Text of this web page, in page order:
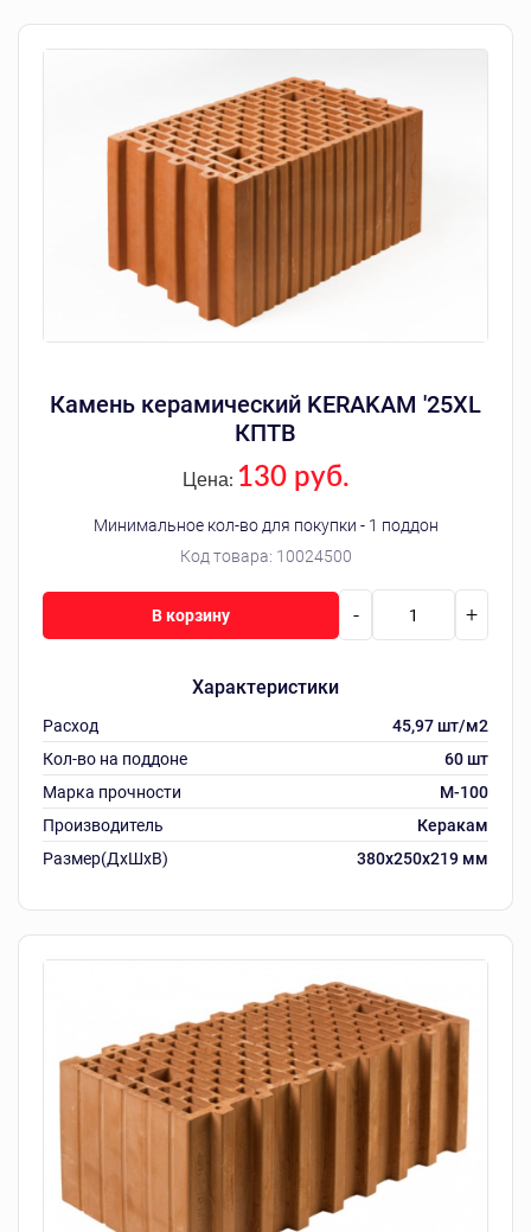
Камень керамический KERAKAM '25XL
КПТВ
Код товара: 10024500
Цена: 130 руб.
Минимальное кол-во для покупки - 1 поддон
Характеристики
Расход
45,97 шт/м2
Кол-во на поддоне
60 шт
Марка прочности
M-100
Производитель
Керакам
Размер(ДхШхВ)
380х250х219 мм
- +
В корзину